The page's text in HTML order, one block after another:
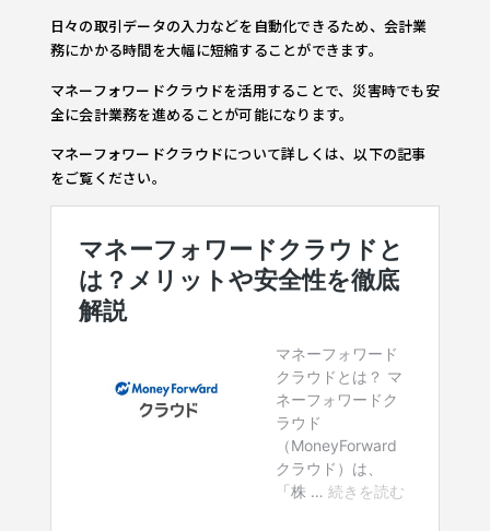
日々の取引データの入力などを自動化できるため、会計業
務にかかる時間を大幅に短縮することができます。
マネーフォワードクラウドを活用することで、災害時でも安
全に会計業務を進めることが可能になります。
マネーフォワードクラウドについて詳しくは、以下の記事
をご覧ください。